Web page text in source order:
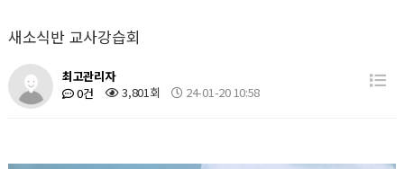
새소식반 교사강습회
최고관리자
0건
3,801회 24-01-20 10:58